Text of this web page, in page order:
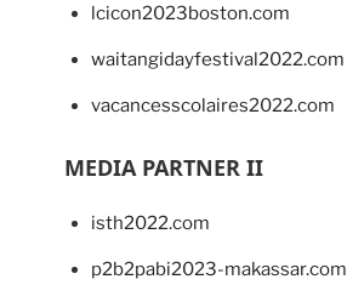
lcicon2023boston.com
waitangidayfestival2022.com
vacancesscolaires2022.com
MEDIA PARTNER II
isth2022.com
p2b2pabi2023-makassar.com